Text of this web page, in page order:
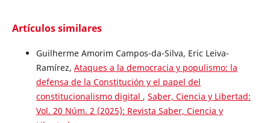
Artículos similares
Guilherme Amorim Campos-da-Silva, Eric Leiva-
Ramírez, Ataques a la democracia y populismo: la
defensa de la Constitución y el papel del
constitucionalismo digital , Saber, Ciencia y Libertad:
Vol. 20 Núm. 2 (2025): Revista Saber, Ciencia y